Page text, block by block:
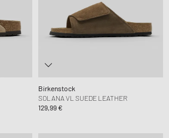
Birkenstock
SOLANA VL SUEDE LEATHER
129,99 €